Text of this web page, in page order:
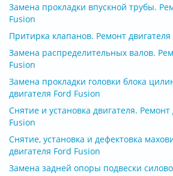
Замена прокладки впускной трубы.
Fusion
Притирка клапанов. Ремонт
Замена распределительных валов.
Fusion
Замена прокладки головки блока
двигателя Ford Fusion
Снятие и установка двигателя. Ремонт
Fusion
Снятие, установка и дефектовка
двигателя Ford Fusion
Замена задней опоры подвески